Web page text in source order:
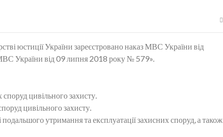
юстиції України зареєстровано наказ МВС України від
України від 09 липня 2018 року № 579».
цивільного захисту.
цивільного захисту.
утримання та експлуатації захисних споруд, а також